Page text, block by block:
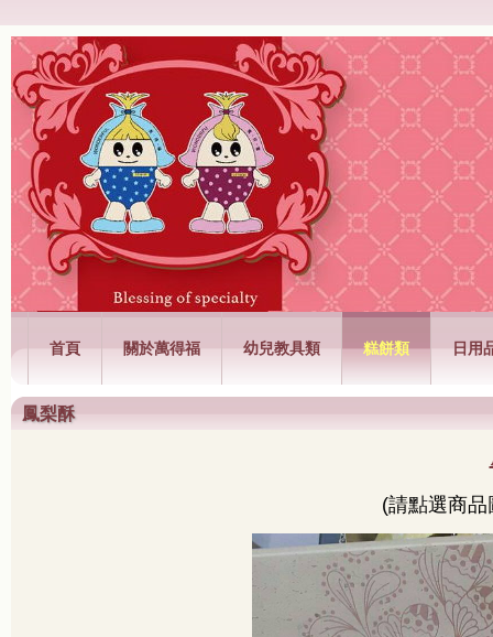
萬得福興業有限公司
首頁 關於萬得福 幼兒教具類 糕餅類 日用
鳳梨酥
(請點選商